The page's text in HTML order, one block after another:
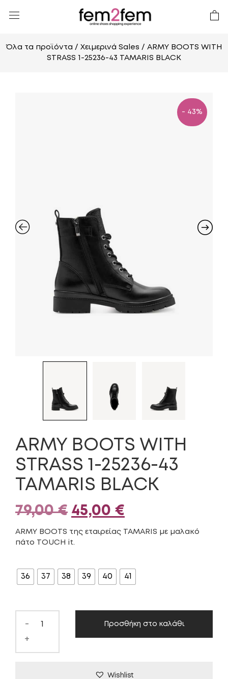
Όλα τα προϊόντα / Χειμερινά Sales / ARMY BOOTS WITH
STRASS 1-25236-43 TAMARIS BLACK
- 43%
ARMY BOOTS WITH
STRASS 1-25236-43
TAMARIS BLACK
79,00€ Original
price
79,00 €.
45,00 €
τρέχουσα
είναι:
ARMY BOOTS της εταιρείας TAMARIS με μαλακό
πάτο TOUCH it.
36 37 38 39 40 41
-
+
Προσθήκη στο καλάθι
Wishlist